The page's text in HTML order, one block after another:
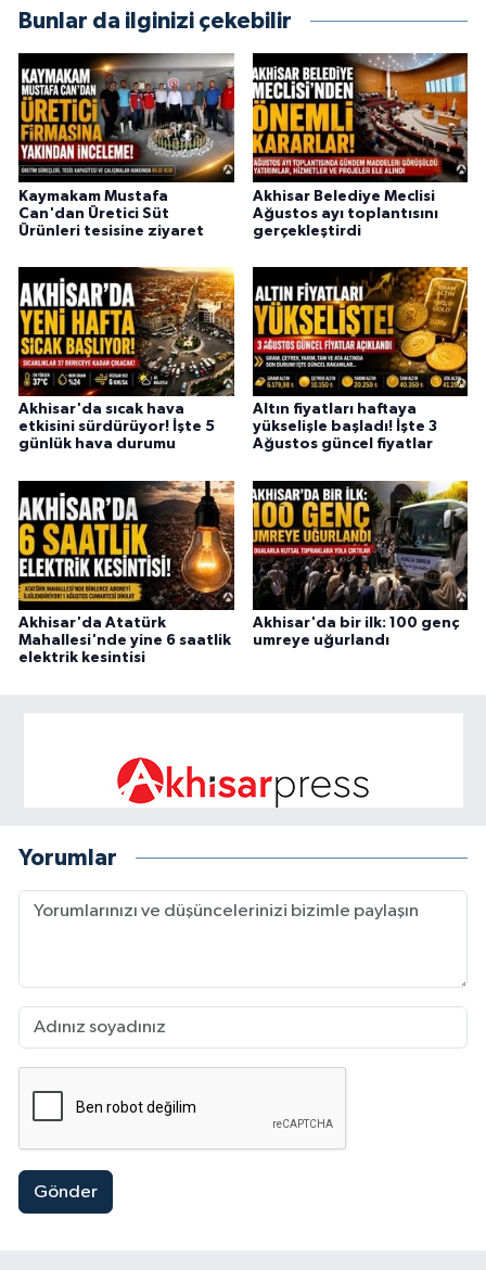
Bunlar da ilginizi çekebilir
Kaymakam Mustafa
Can'dan Üretici Süt
Ürünleri tesisine ziyaret
Akhisar Belediye Meclisi
Ağustos ayı toplantısını
gerçekleştirdi
Akhisar'da sıcak hava
etkisini sürdürüyor! İşte 5
günlük hava durumu
Altın fiyatları haftaya
yükselişle başladı! İşte 3
Ağustos güncel fiyatlar
Akhisar'da Atatürk
Mahallesi'nde yine 6 saatlik
elektrik kesintisi
Akhisar'da bir ilk: 100 genç
umreye uğurlandı
Yorumlar
Gönder